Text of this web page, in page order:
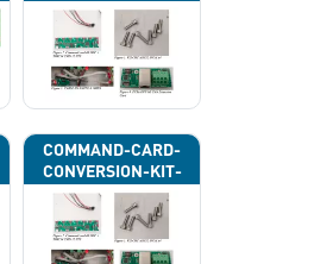
COMMAND-CARD-
CONVERSION-KIT-
CAN